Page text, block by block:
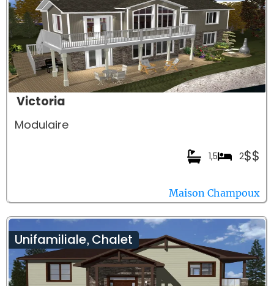
Victoria
Modulaire
$$
2
1,5
Maison Champoux
Unifamiliale, Chalet